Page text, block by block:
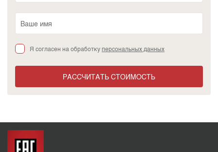
Я согласен на обработкуперсональных данных
РАССЧИТАТЬ СТОИМОСТЬ